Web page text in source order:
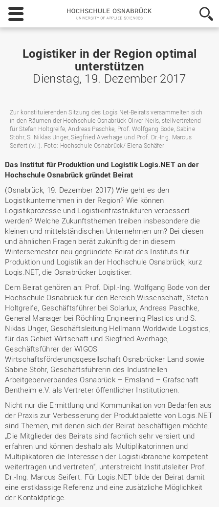
Hochschule
Osnabrück
-
of
Applied
Logistiker in der Region optimal
unterstützen
Dienstag, 19. Dezember 2017
Zur konstituierenden Sitzung des Logis.Net-Beirats versammelten sich
in den Räumen der Hochschule Osnabrück Oliver Neils, stellvertretend
für Stefan Holtgreife, Andreas Paschke, Prof. Wolfgang Bode, Sabine
Stöhr, S. Niklas Unger, Siegfried Averhage und Prof. Dr.-Ing. Marcus
Seifert (v.l.). Foto: Hochschule Osnabrück/ Elena Schäfer
Das Institut für Produktion und Logistik Logis.NET an der
Hochschule Osnabrück gründet Beirat
(Osnabrück, 19. Dezember 2017) Wie geht es den
Logistikunternehmen in der Region? Wie können
Logistikprozesse und Logistikinfrastrukturen verbessert
werden? Welche Zukunftsthemen treiben insbesondere die
kleinen und mittelständischen Unternehmen um? Bei diesen
und ähnlichen Fragen berät zukünftig der in diesem
Wintersemester neu gegründete Beirat des Instituts für
Produktion und Logistik an der Hochschule Osnabrück, kurz
Logis.NET, die Osnabrücker Logistiker.
Dem Beirat gehören an: Prof. Dipl.-Ing. Wolfgang Bode von der
Hochschule Osnabrück für den Bereich Wissenschaft, Stefan
Holtgreife, Geschäftsführer bei Solarlux, Andreas Paschke,
General Manager bei Röchling Engineering Plastics und S.
Niklas Unger, Geschäftsleitung Hellmann Worldwide Logistics,
für das Gebiet Wirtschaft und Siegfried Averhage,
Geschäftsführer der WIGOS
Wirtschaftsförderungsgesellschaft Osnabrücker Land sowie
Sabine Stöhr, Geschäftsführerin des Industriellen
Arbeitgeberverbandes Osnabrück – Emsland – Grafschaft
Bentheim e.V. als Vertreter öffentlicher Institutionen.
Nicht nur die Ermittlung und Kommunikation von Bedarfen aus
der Praxis zur Verbesserung der Produktpalette von Logis.NET
sind Themen, mit denen sich der Beirat beschäftigen möchte.
„Die Mitglieder des Beirats sind fachlich sehr versiert und
erfahren und können deshalb als Multiplikatorinnen und
Multiplikatoren die Interessen der Logistikbranche kompetent
weitertragen und vertreten“, unterstreicht Institutsleiter Prof.
Dr.-Ing. Marcus Seifert. Für Logis.NET bilde der Beirat damit
eine erstklassige Referenz und eine zusätzliche Möglichkeit
der Kontaktpflege.